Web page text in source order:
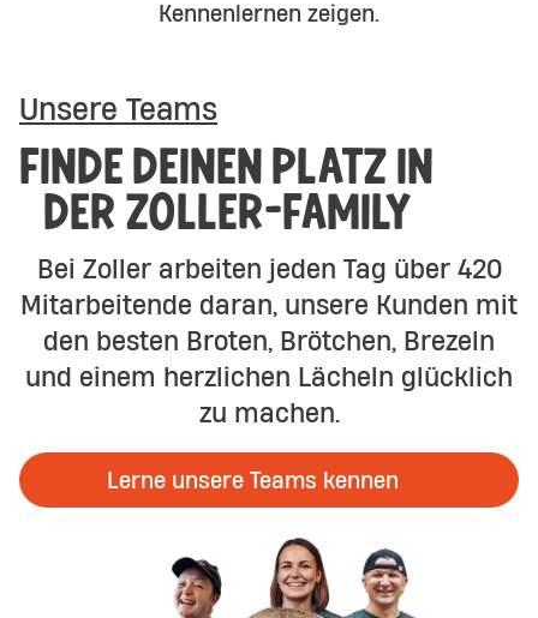
Kennenlernen zeigen.
Unsere Teams
FINDE DEINEN PLATZ IN
DER ZOLLER-FAMILY
Bei Zoller arbeiten jeden Tag über 420
Mitarbeitende daran, unsere Kunden mit
den besten Broten, Brötchen, Brezeln
und einem herzlichen Lächeln glücklich
zu machen.
Lerne unsere Teams kennen